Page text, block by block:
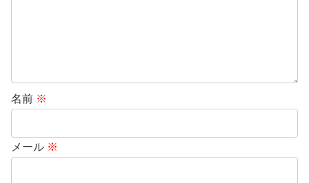
名前 ※
メール ※